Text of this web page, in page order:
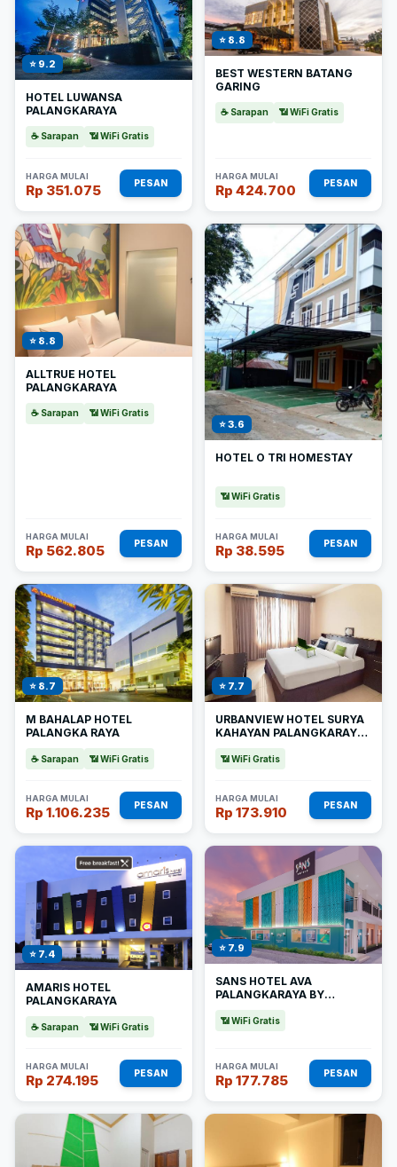
⭐ 9.2
HOTEL LUWANSA
PALANGKARAYA
☕ Sarapan 📶 WiFi Gratis
HARGA MULAI
Rp 351.075 PESAN
⭐ 8.8
BEST WESTERN BATANG
GARING
☕ Sarapan 📶 WiFi Gratis
HARGA MULAI
Rp 424.700 PESAN
⭐ 8.8
ALLTRUE HOTEL
PALANGKARAYA
☕ Sarapan 📶 WiFi Gratis
HARGA MULAI
Rp 562.805 PESAN
⭐ 3.6
HOTEL O TRI HOMESTAY
📶 WiFi Gratis
HARGA MULAI
Rp 38.595 PESAN
⭐ 8.7
M BAHALAP HOTEL
PALANGKA RAYA
☕ Sarapan 📶 WiFi Gratis
HARGA MULAI
Rp 1.106.235 PESAN
⭐ 7.7
URBANVIEW HOTEL SURYA
KAHAYAN PALANGKARAYA
📶 WiFi Gratis
HARGA MULAI
Rp 173.910 PESAN
⭐ 7.4
AMARIS HOTEL
PALANGKARAYA
☕ Sarapan 📶 WiFi Gratis
HARGA MULAI
Rp 274.195 PESAN
⭐ 7.9
SANS HOTEL AVA
PALANGKARAYA BY
📶 WiFi Gratis
HARGA MULAI
Rp 177.785 PESAN